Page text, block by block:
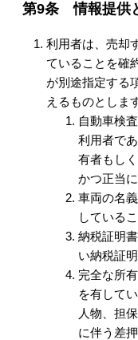
第9条 情報提供
利用者は、売却
ていることを確
が別途指定する
えるものとしま
自動車検
利用者で
有者もし
かつ正当
車両の名
している
納税証明
い納税証
完全な所
を有して
人物、担
に伴う差